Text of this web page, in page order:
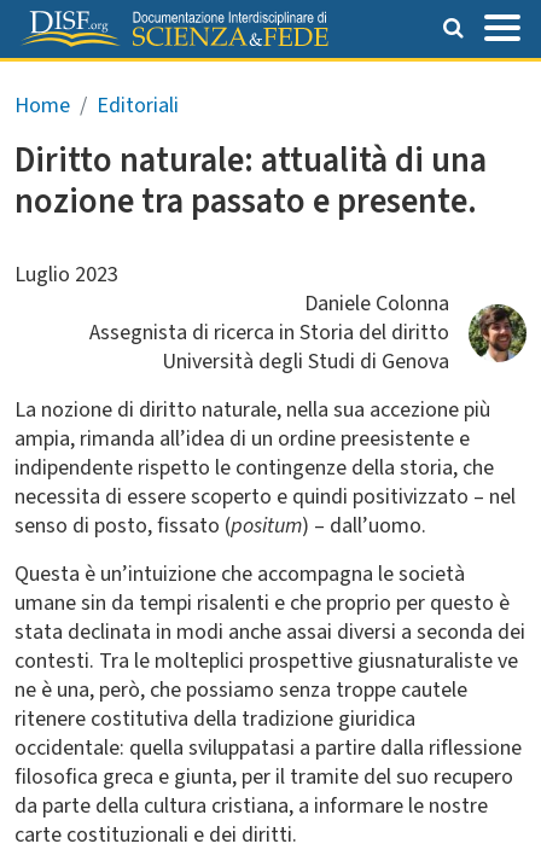
Salta al contenuto principale
Briciole di pane
Home Editoriali
Diritto naturale: attualità di una
nozione tra passato e presente.
Luglio 2023
Daniele Colonna
Assegnista di ricerca in Storia del diritto
Università degli Studi di Genova
La nozione di diritto naturale, nella sua accezione più
ampia, rimanda all’idea di un ordine preesistente e
indipendente rispetto le contingenze della storia, che
necessita di essere scoperto e quindi positivizzato – nel
senso di posto, fissato (positum) – dall’uomo.
Questa è un’intuizione che accompagna le società
umane sin da tempi risalenti e che proprio per questo è
stata declinata in modi anche assai diversi a seconda dei
contesti. Tra le molteplici prospettive giusnaturaliste ve
ne è una, però, che possiamo senza troppe cautele
ritenere costitutiva della tradizione giuridica
occidentale: quella sviluppatasi a partire dalla riflessione
filosofica greca e giunta, per il tramite del suo recupero
da parte della cultura cristiana, a informare le nostre
carte costituzionali e dei diritti.